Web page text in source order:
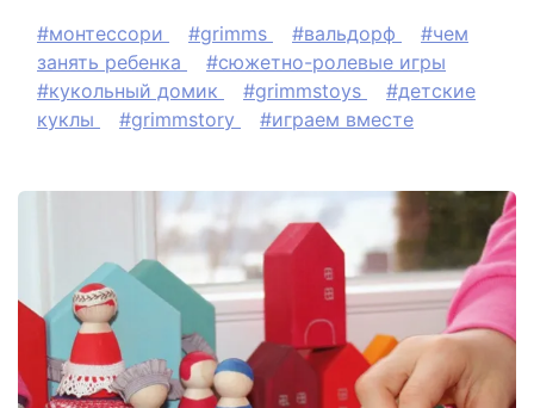
#монтессори #grimms #вальдорф
#чем
занять ребенка
#сюжетно-ролевые игры
#кукольный домик
#grimmstoys
#детские
куклы
#grimmstory #играем вместе